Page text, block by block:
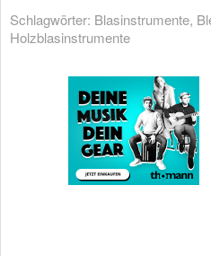
Schlagwörter: Blasinstrumente,
Holzblasinstrumente